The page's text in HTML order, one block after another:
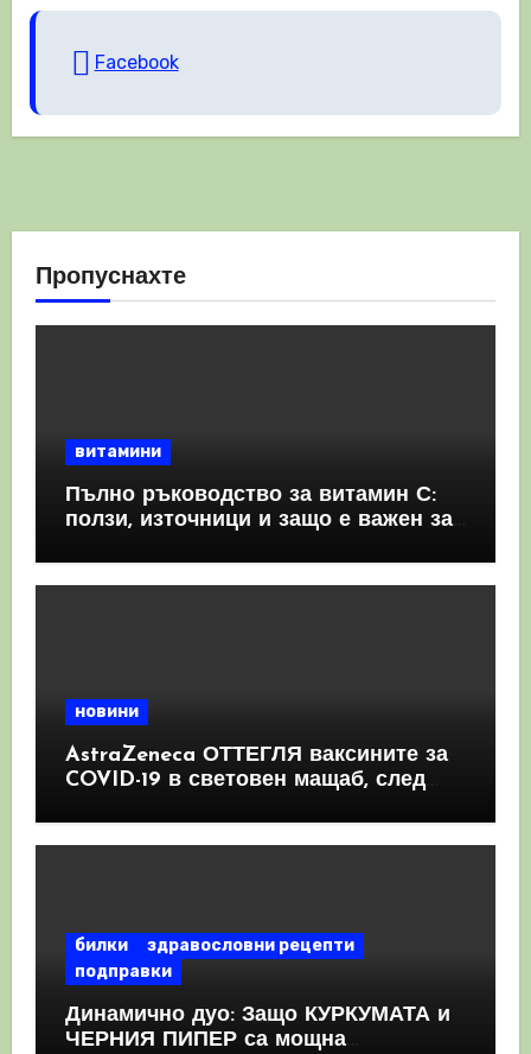
Facebook
Пропуснахте
витамини
Пълно ръководство за витамин С:
ползи, източници и защо е важен за
новини
AstraZeneca ОТТЕГЛЯ ваксините за
COVID-19 в световен мащаб, след
билки
здравословни рецепти
подправки
Динамично дуо: Защо КУРКУМАТА и
ЧЕРНИЯ ПИПЕР са мощна